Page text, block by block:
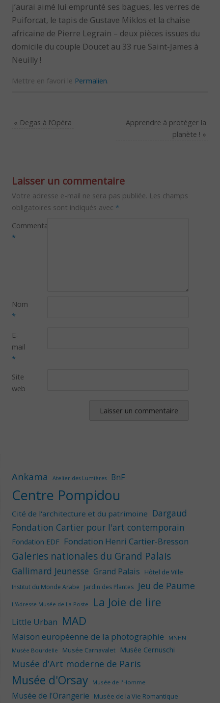
j’aurai aimé lui emprunté ses bagues, les verres de
Puiforcat, le tapis de Gustave Miklos et la chaise
africaine de Pierre Legrain – deux pièces issues du
domicile du couple Doucet au 33 rue Saint-James à
Neuilly !
Mettre en favori le Permalien.
« Degas à l’Opéra
Apprendre à protéger la
planète ! »
Laisser un commentaire
Votre adresse e-mail ne sera pas publiée. Les champs
obligatoires sont indiqués avec *
Commentaire
*
Nom
*
E-
mail
*
Site
web
Ankama Atelier des Lumières BnF
Centre Pompidou
Cité de l'architecture et du patrimoine Dargaud
Fondation Cartier pour l'art contemporain
Fondation EDF Fondation Henri Cartier-Bresson
Galeries nationales du Grand Palais
Gallimard Jeunesse Grand Palais Hôtel de Ville
Institut du Monde Arabe Jardin des Plantes Jeu de Paume
L'Adresse Musée de La Poste La Joie de lire
Little Urban MAD
Maison européenne de la photographie
MNHN
Musée Bourdelle
Musée Carnavalet Musée Cernuschi
Musée d'Art moderne de Paris
Musée d'Orsay Musée de l'Homme
Musée de l'Orangerie Musée de la Vie Romantique